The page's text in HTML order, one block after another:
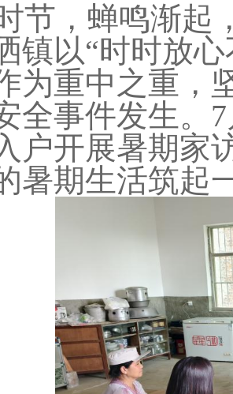
节，蝉鸣渐起
镇以“时时放
为重中之重，
全事件发生。
户开展暑期家
暑期生活筑起